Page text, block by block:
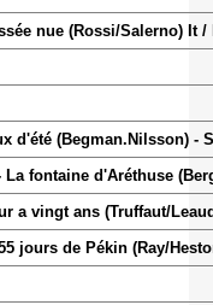
nue (Rossi/Salerno) It /
d'été (Begman.Nilsson) -
La fontaine d'Aréthuse
a vingt ans (Truffaut/
jours de Pékin (Ray/